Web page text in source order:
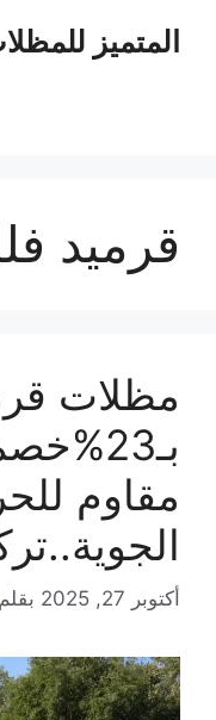
المتميز
قرميد
مظلات
مقاوم
أكتوبر 27, 2025 بقلم